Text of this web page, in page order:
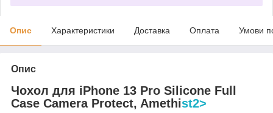
Опис Характеристики Доставка Оплата Умови
Опис
Чохол для iPhone 13 Pro Silicone Full
Case Camera Protect, Amethist2>